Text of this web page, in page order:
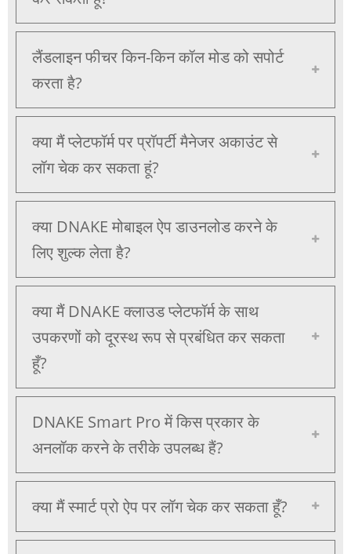
लैंडलाइन फीचर किन-किन कॉल मोड को सपोर्ट
करता है?
क्या मैं प्लेटफॉर्म पर प्रॉपर्टी मैनेजर अकाउंट से
लॉग चेक कर सकता हूं?
क्या DNAKE मोबाइल ऐप डाउनलोड करने के
लिए शुल्क लेता है?
क्या मैं DNAKE क्लाउड प्लेटफॉर्म के साथ
उपकरणों को दूरस्थ रूप से प्रबंधित कर सकता
हूँ?
DNAKE Smart Pro में किस प्रकार के
अनलॉक करने के तरीके उपलब्ध हैं?
क्या मैं स्मार्ट प्रो ऐप पर लॉग चेक कर सकता हूँ?